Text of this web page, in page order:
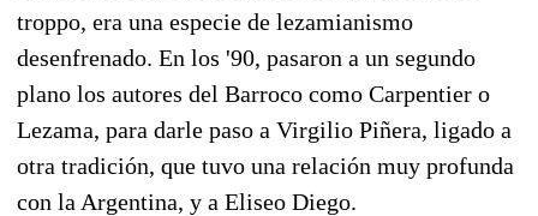
troppo, era una especie de lezamianismo
desenfrenado. En los '90, pasaron a un segundo
plano los autores del Barroco como Carpentier o
Lezama, para darle paso a Virgilio Piñera, ligado a
otra tradición, que tuvo una relación muy profunda
con la Argentina, y a Eliseo Diego.